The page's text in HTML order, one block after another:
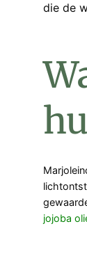
die de
jojoba